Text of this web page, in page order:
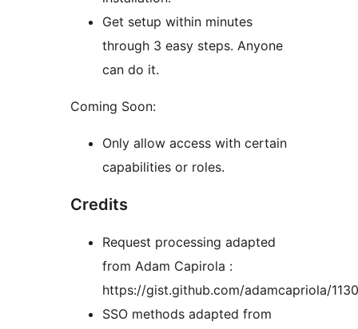
Get setup within minutes
through 3 easy steps. Anyone
can do it.
Coming Soon:
Only allow access with certain
capabilities or roles.
Credits
Request processing adapted
from Adam Capirola :
https://gist.github.com/adamcapriola/
SSO methods adapted from